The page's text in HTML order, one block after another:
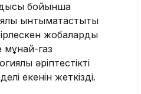
бойынша
ынтымақтастықты
жобаларды
мұнай-газ
әріптестікті
екенін жеткізді.